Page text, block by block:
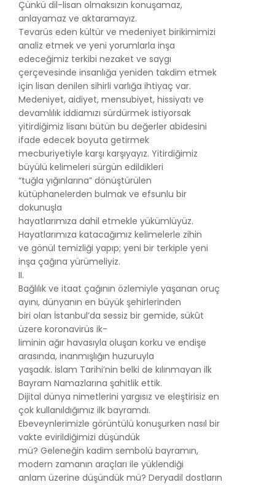
Çünkü dil-lisan olmaksızın konuşamaz,
anlayamaz ve aktaramayız.
Tevarüs eden kültür ve medeniyet birikimimizi
analiz etmek ve yeni yorumlarla inşa
edeceğimiz terkibi nezaket ve saygı
çerçevesinde insanlığa yeniden takdim etmek
için lisan denilen sihirli varlığa ihtiyaç var.
Medeniyet, aidiyet, mensubiyet, hissiyatı ve
devamlılık iddiamızı sürdürmek istiyorsak
yitirdiğimiz lisanı bütün bu değerler abidesini
ifade edecek boyuta getirmek
mecburiyetiyle karşı karşıyayız. Yitirdiğimiz
büyülü kelimeleri sürgün edildikleri
“tuğla yığınlarına” dönüştürülen
kütüphanelerden bulmak ve efsunlu bir
dokunuşla
hayatlarımıza dahil etmekle yükümlüyüz.
Hayatlarımıza katacağımız kelimelerle zihin
ve gönül temizliği yapıp; yeni bir terkiple yeni
inşa çağına yürümeliyiz.
II.
Bağlılık ve itaat çağının özlemiyle yaşanan oruç
ayını, dünyanın en büyük şehirlerinden
biri olan İstanbul’da sessiz bir gemide, sükût
üzere koronavirüs ik-
liminin ağır havasıyla oluşan korku ve endişe
arasında, inanmışlığın huzuruyla
yaşadık. İslam Tarihi’nin belki de kılınmayan ilk
Bayram Namazlarına şahitlik ettik.
Dijital dünya nimetlerini yargısız ve eleştirisiz en
çok kullanıldığımız ilk bayramdı.
Ebeveynlerimizle görüntülü konuşurken nasıl bir
vakte evirildiğimizi düşündük
mü? Geleneğin kadim sembolü bayramın,
modern zamanın araçları ile yüklendiği
anlam üzerine düşündük mü? Deryadil dostların